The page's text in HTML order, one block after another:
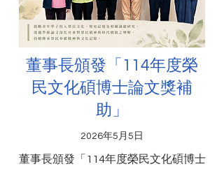
董事長頒發「114年度榮
民文化碩博士論文獎補
助」
2026年5月5日
董事長頒發「114年度榮民文化碩博士